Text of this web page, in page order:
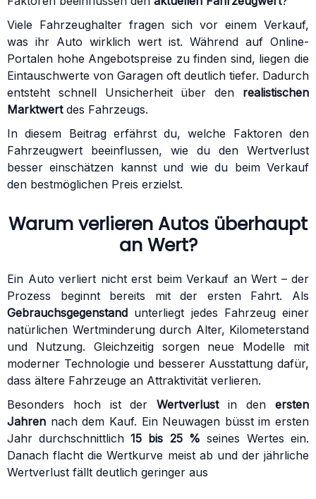
Viele Fahrzeughalter fragen sich vor einem Verkauf,
was ihr Auto wirklich wert ist. Während auf Online-
Portalen hohe Angebotspreise zu finden sind, liegen die
Eintauschwerte von Garagen oft deutlich tiefer. Dadurch
entsteht schnell Unsicherheit über den realistischen
Marktwertdes Fahrzeugs.
In diesem Beitrag erfährst du, welche Faktoren den
Fahrzeugwert beeinflussen, wie du den Wertverlust
besser einschätzen kannst und wie du beim Verkauf
den bestmöglichen Preis erzielst.
Warum verlieren Autos überhaupt
an Wert?
Ein Auto verliert nicht erst beim Verkauf an Wert – der
Prozess beginnt bereits mit der ersten Fahrt. Als
Gebrauchsgegenstand unterliegt jedes Fahrzeug einer
natürlichen Wertminderung durch Alter, Kilometerstand
und Nutzung. Gleichzeitig sorgen neue Modelle mit
moderner Technologie und besserer Ausstattung dafür,
dass ältere Fahrzeuge an Attraktivität verlieren.
Besonders hoch ist der Wertverlustin den ersten
Jahren nach dem Kauf. Ein Neuwagen büsst im ersten
Jahr durchschnittlich 15 bis 25 % seines Wertes ein.
Danach flacht die Wertkurve meist ab und der jährliche
Wertverlust fällt deutlich geringer aus